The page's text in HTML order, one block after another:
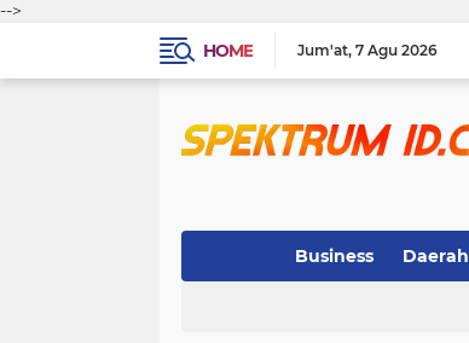
-->
HOME
Jum'at 7 Agu 2026
Business Daerah